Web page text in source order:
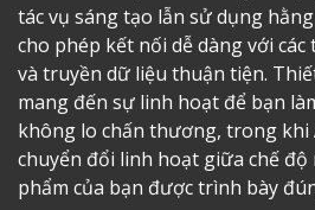
tác vụ sáng tạo lẫn sử dụng
cho phép kết nối dễ dàng với các
và truyền dữ liệu thuận tiện.
mang đến sự linh hoạt để bạn
không lo chấn thương, trong khi
chuyển đổi linh hoạt giữa chế độ
phẩm của bạn được trình bày